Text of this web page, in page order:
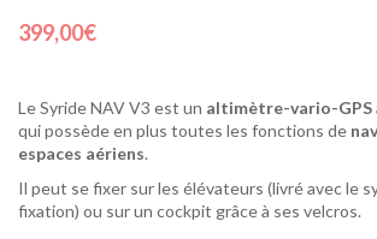
399,00€
Le Syride NAV V3 est un altimètre-vario-GPS
quipossède en plus toutes les fonctions de
espaces aériens.
Il peut se fixer sur les élévateurs (livré avec le
fixation) ou sur un cockpit grâce à ses velcros.